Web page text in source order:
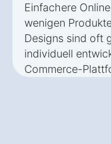
Einfachere
wenigen
Designs sind oft
individuell
Commerce-